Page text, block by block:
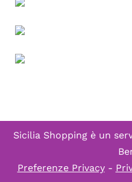
Sicilia Shopping è un
Preferenze Privacy-